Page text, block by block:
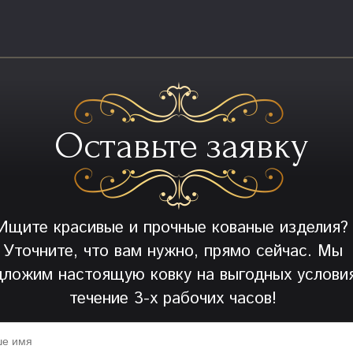
Оставьте заявку
красивые и прочные кованые изделия?
Уточните, что вам нужно, прямо сейчас. Мы
настоящую ковку на выгодных
течение 3-х рабочих часов!